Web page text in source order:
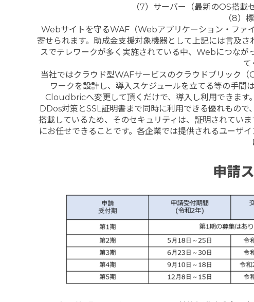
（7）サーバー（最新のOS搭載
（8）
Webサイトを守るWAF（Webアプリケーション・ファ
寄せられます。助成金支援対象機器として上記には言及
スでテレワークが多く実施されている中、Webにつな
て
当社ではクラウド型WAFサービスのクラウドブリック
ワークを設計し、導入スケジュールを立てる等の手間
Cloudbricへ変更して頂くだけで、導入し利用できま
DDos対策とSSL証明書まで同時に利用できる優れもの
搭載しているため、そのセキュリティは、証明されてい
にお任せできることです。各企業では提供されるユーザ
申請